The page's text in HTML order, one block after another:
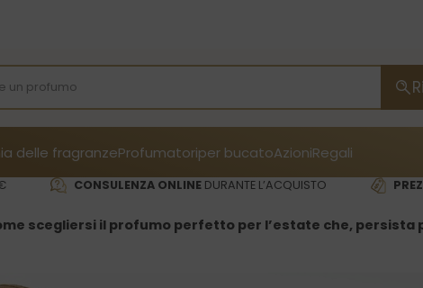
delle fragranzeProfumatoriper bucatoAzioniRegali
CONSULENZA ONLINEDURANTE L’ACQUISTO
scegliersi il profumo perfetto per l’estate che,